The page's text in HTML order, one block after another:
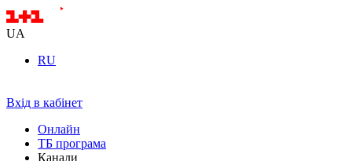
UA
RU
Вхід в кабінет
Онлайн
ТБ програма
Канали